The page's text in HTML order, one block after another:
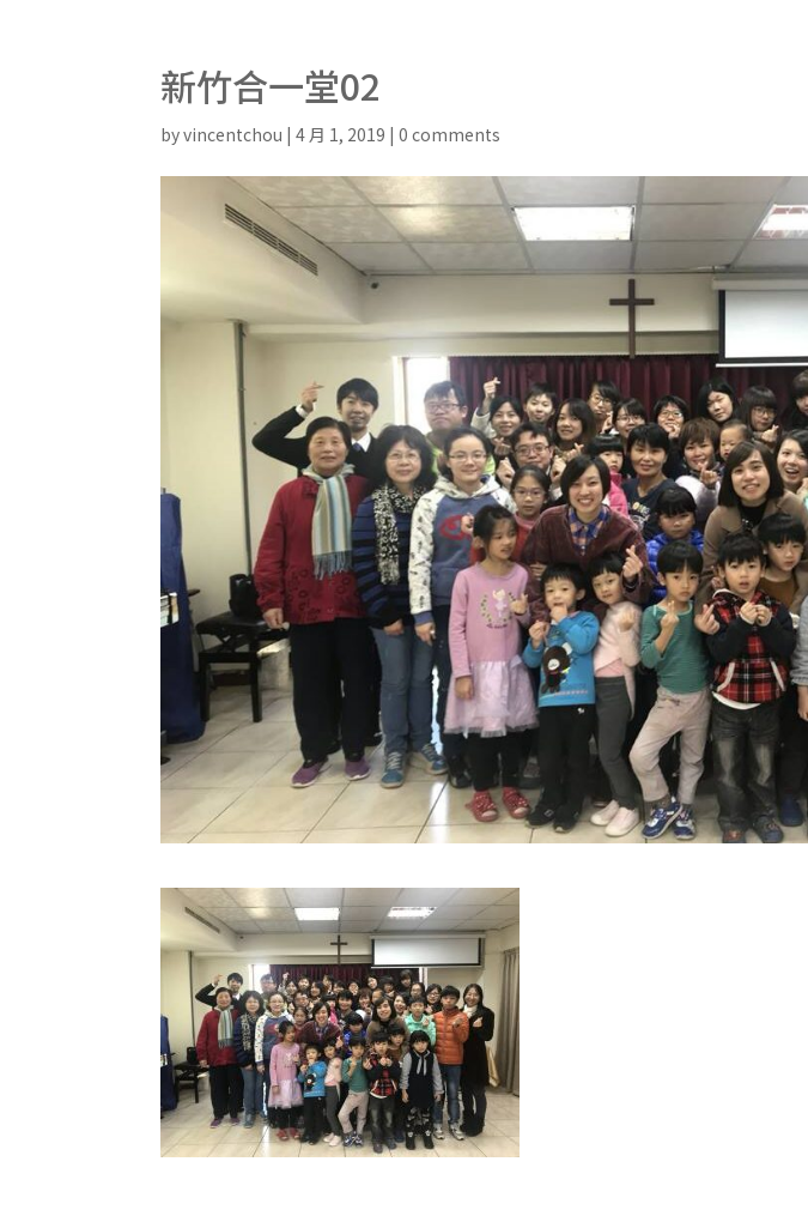
新竹合一堂02
byvincentchou |4 月 1, 2019 |0 comments